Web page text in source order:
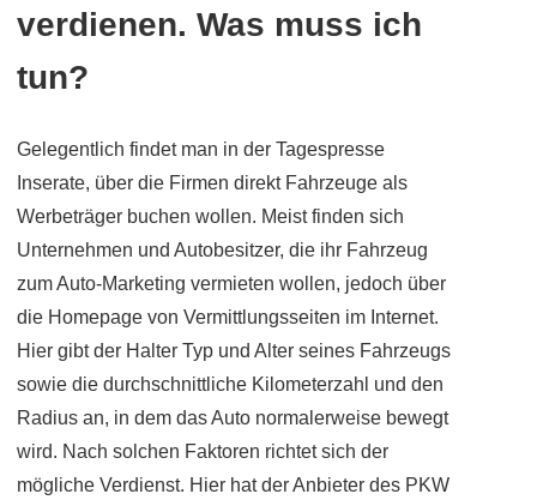
verdienen. Was muss ich
tun?
Gelegentlich findet man in der Tagespresse
Inserate, über die Firmen direkt Fahrzeuge als
Werbeträger buchen wollen. Meist finden sich
Unternehmen und Autobesitzer, die ihr Fahrzeug
zum Auto-Marketing vermieten wollen, jedoch über
die Homepage von Vermittlungsseiten im Internet.
Hier gibt der Halter Typ und Alter seines Fahrzeugs
sowie die durchschnittliche Kilometerzahl und den
Radius an, in dem das Auto normalerweise bewegt
wird. Nach solchen Faktoren richtet sich der
mögliche Verdienst. Hier hat der Anbieter des PKW